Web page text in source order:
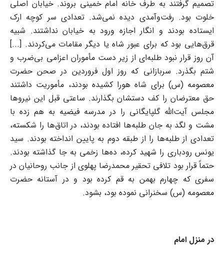
تصمیم گرفتند به طرف خانه امام خمینی بروند. خیابان اصلی
خلوت بود. رفت‌و‌آمدی دیده نمی‌شد. تعدادی سر کوچه ارک
ایستاده بودند و انگار اجازه ورود به خیابان نداشتند. شبیه
قرق‌هایی بود که برای عبور شاه یا دیگر مقامات می‌کردند. [...]
آن روز قرار نبود طلبه‌ای از زیر دست مأموران اعزامی بی‌ضرب و
شتم بگذرد. سربازانی که روز اول فروردین در صحن حضرت
معصومه (س) برای شاه هورا کشیده بودند، مأموریت داشتند
حق معترضان را کف دستشان بگذارند. ساعتی قبل این نیروها
مجلس آیت‌الله گلپایگانی را در مدرسه فیضیه به هم زده با
مشت و لگد به جان طلبه‌ها افتاده بودند، در اتاق‌ها را شکسته،
تعدادی از طلبه‌ها را از طبقه دوم به پایین انداخته بودند. سید
یونس رودباری را شهید کرده، ده‌ها زخمی به جا گذاشته بودند.
حتماً قرار بود تلافی تحقیر محمدرضا پهلوی از جانب روحانیان در
سفری که چهارم بهمن به قم کرده بود و در آستانه حضرت
معصومه (س) سخنرانی نموده بود، بشود.
در منزل امام